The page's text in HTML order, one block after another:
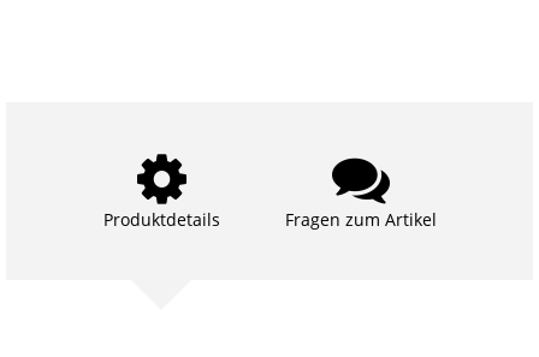
Produktdetails Fragen zum Artikel